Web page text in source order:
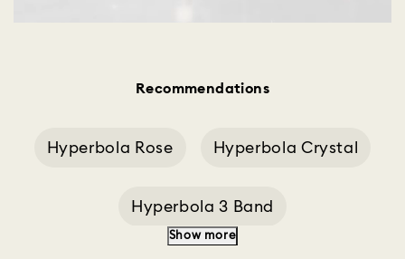
Recommendations
Hyperbola Crystal
Hyperbola Rose
Hyperbola 3 Band
Show more